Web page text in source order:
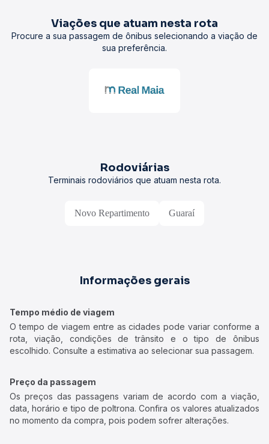
Viações que atuam nesta rota
Procure a sua passagem de ônibus selecionando a viação de
sua preferência.
Rodoviárias
Terminais rodoviários que atuam nesta rota.
Novo Repartimento Guaraí
Informações gerais
Tempo médio de viagem
O tempo de viagem entre as cidades pode variar conforme a
rota, viação, condições de trânsito e o tipo de ônibus
escolhido. Consulte a estimativa ao selecionar sua passagem.
Preço da passagem
Os preços das passagens variam de acordo com a viação,
data, horário e tipo de poltrona. Confira os valores atualizados
no momento da compra, pois podem sofrer alterações.